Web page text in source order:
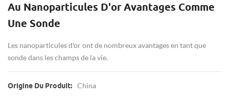
Au Nanoparticules D'or Avantages Comme
Une Sonde
Les nanoparticules d'or ont de nombreux avantages en tant que
sonde dans les champs de la vie.
Origine Du Produit: China